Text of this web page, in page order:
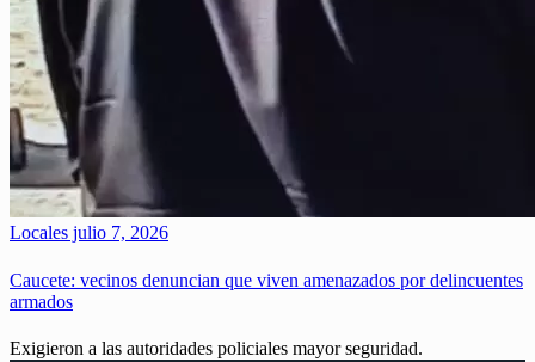
Locales julio 7, 2026
Caucete: vecinos denuncian que viven amenazados por delincuentes
armados
Exigieron a las autoridades policiales mayor seguridad.